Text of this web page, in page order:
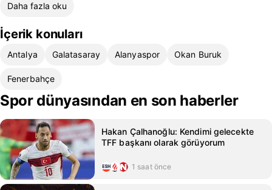
Daha fazla oku
İçerik konuları
Antalya Galatasaray Alanyaspor Okan Buruk
Fenerbahçe
Spor dünyasından en son haberler
Hakan Çalhanoğlu: Kendimi gelecekte
TFF başkanı olarak görüyorum
1 saat önce